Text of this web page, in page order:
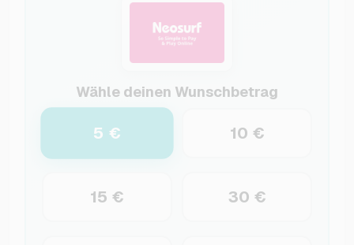
Wähle deinen Wunschbetrag
5 € 10 €
15 € 30 €